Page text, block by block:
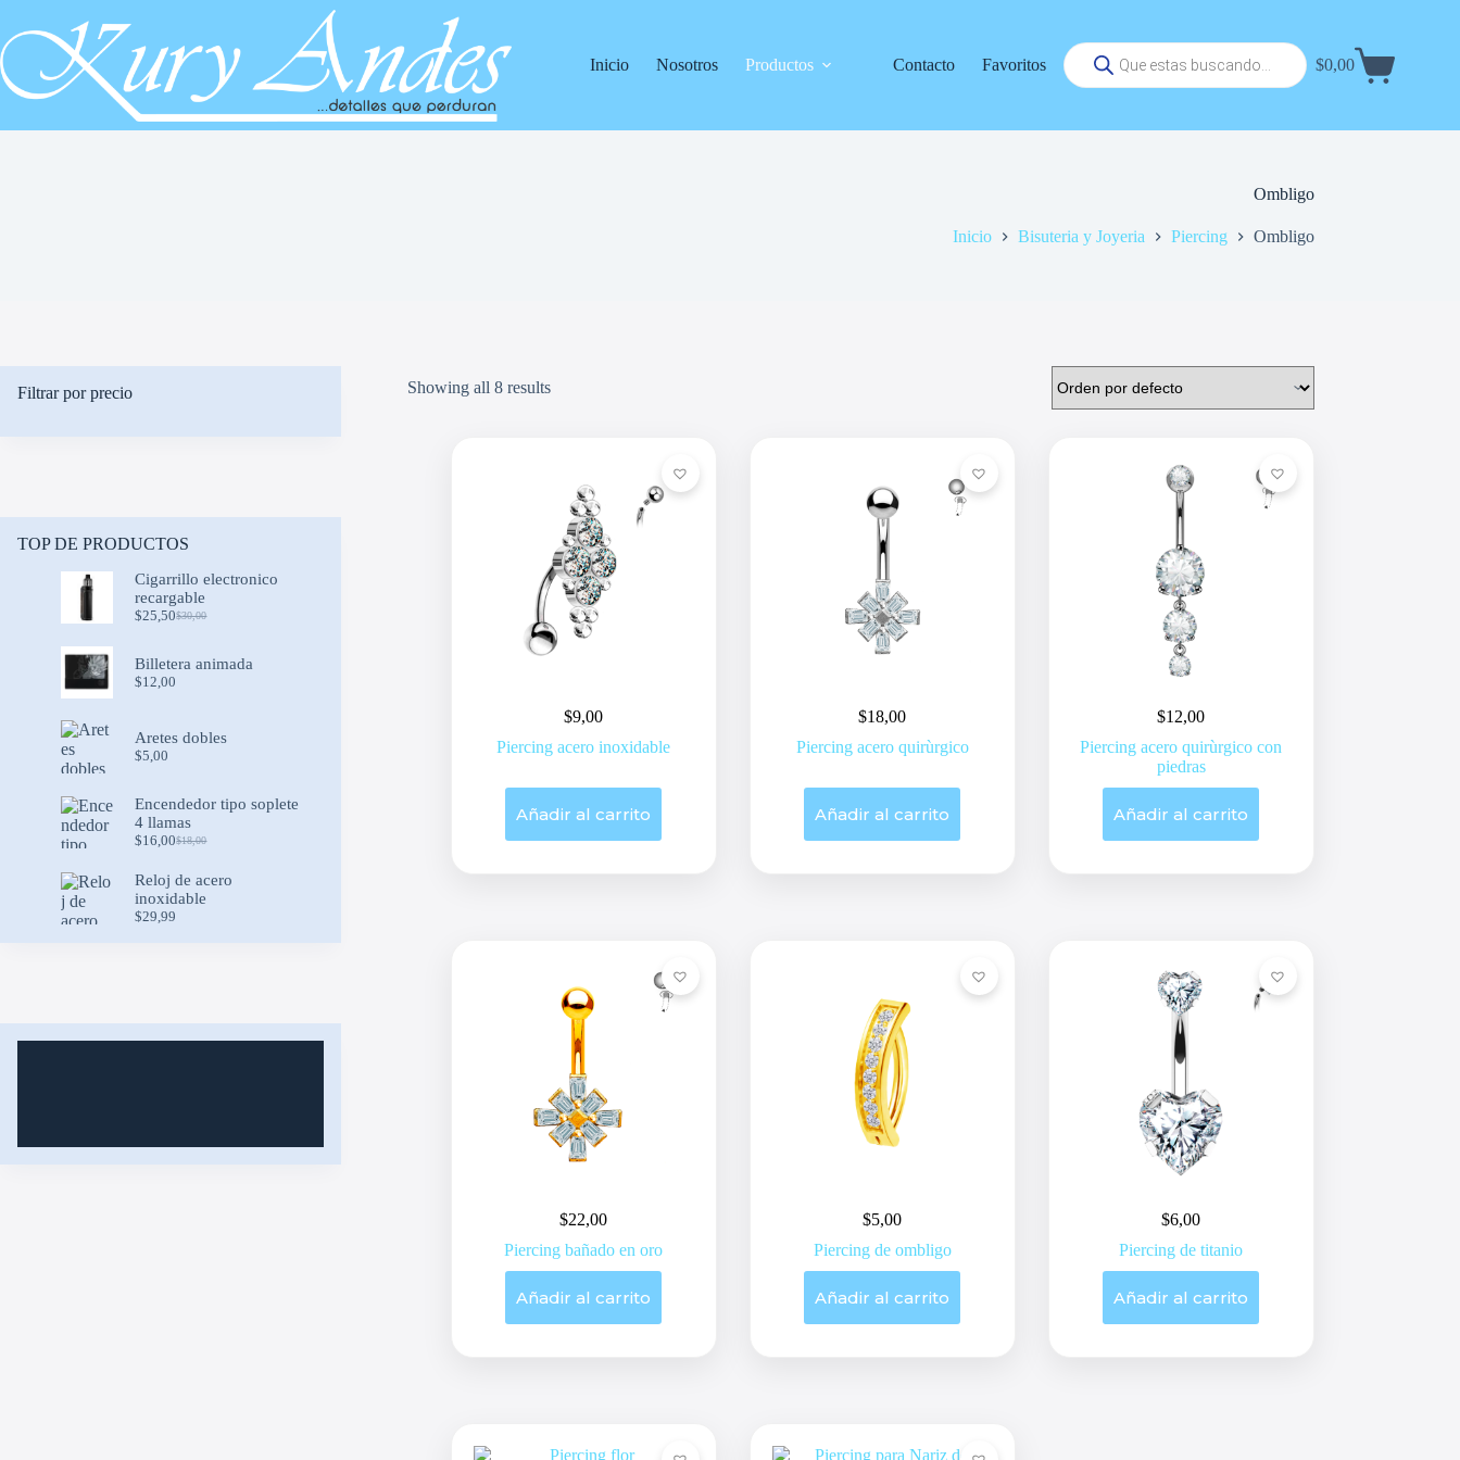
contenido
Inicio
Nosotros Productos Contacto Favoritos
Búsqueda
de
productos
Carrito
$0,00
Ombligo
Inicio Bisuteria y Joyeria Piercing Ombligo
Showing all 8 results
$9,00
Piercing acero inoxidable
Añadir al carrito
$18,00
Piercing acero quirùrgico
Añadir al carrito
$12,00
Piercing acero quirùrgico con
piedras
Añadir al carrito
$22,00
Piercing bañado en oro
Añadir al carrito
$5,00
Piercing de ombligo
Añadir al carrito
$6,00
Piercing de titanio
Añadir al carrito
Filtrar por precio
TOP DE PRODUCTOS
Cigarrillo electronico
recargable
$30,00
Original
was:
$30,00.
$25,50Current
is:
$25,50.
Billetera animada
$12,00
Aretes dobles
$5,00
Encendedor tipo soplete
4 llamas
$18,00
Original
was:
$18,00.
$16,00Current
is:
$16,00.
Reloj de acero
inoxidable
$29,99